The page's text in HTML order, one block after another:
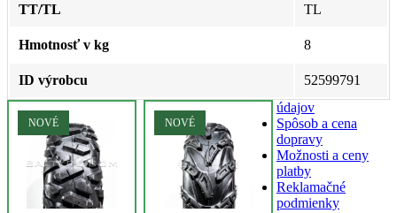
TT/TL TL
Hmotnosť v kg 8
ID výrobcu 52599791
NOVÉ NOVÉ
údajov
Spôsob a cena
dopravy
Možnosti a ceny
platby
Reklamačné
podmienky